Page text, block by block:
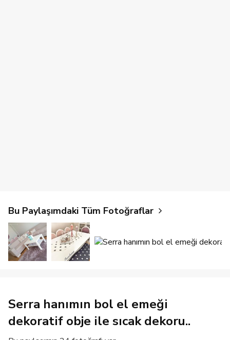
Bu Paylaşımdaki Tüm Fotoğraflar
Serra hanımın bol el emeği
dekoratif obje ile sıcak dekoru..